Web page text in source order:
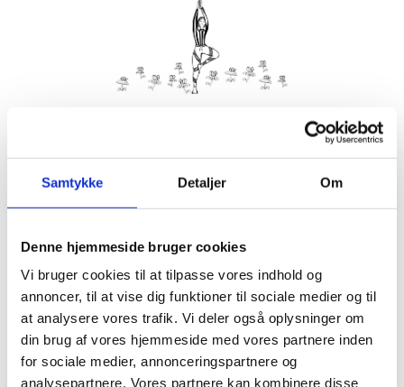
Samtykke Detaljer Om
Denne hjemmeside bruger cookies
Vi bruger cookies til at tilpasse vores indhold og
annoncer, til at vise dig funktioner til sociale medier og til
at analysere vores trafik. Vi deler også oplysninger om
din brug af vores hjemmeside med vores partnere inden
for sociale medier, annonceringspartnere og
analysepartnere. Vores partnere kan kombinere disse
Kom med morgenhår og tag din nabo eller bedste ven under
Husk din yogamåtte.
Hvis det er dårligt vejr, er vi indendørs på Villa Strand eller
Hornbækhus.
Info
Tilmelding